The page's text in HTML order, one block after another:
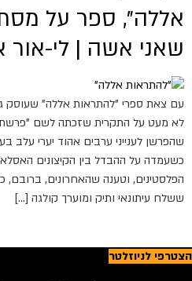
אללה", ספר על
שאני אשה | לי-אור
עם צאת ספרי "להתראות אללה" שעוסק
לא מעט על התקרית שזכתה לשם "פרשת
שהפרשן לענייני ערבים אהוד יערי עלב
כשעמדה על ההבדל בין הקיצונים
הפלסטינים, וטענה שהאחרונים, ברובם,
ששלח עיתונאי ותיק ומוערך קולגה […]
הצטרפי לניוזלטר